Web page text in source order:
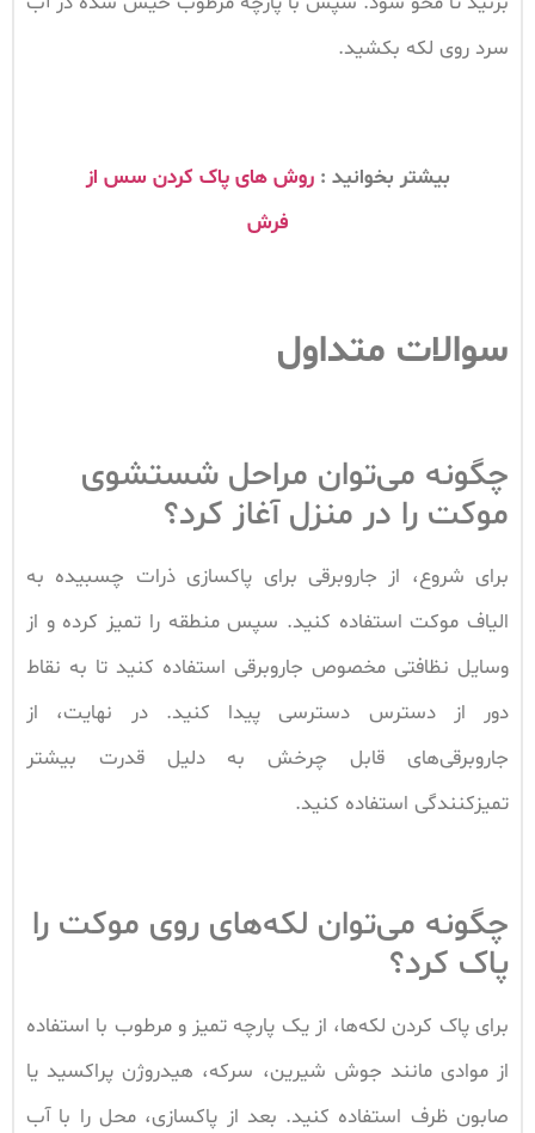
سرد روی لکه بکشید.
بیشتر بخوانید :روش های پاک کردن سس از
فرش
سوالات متداول
چگونه می‌توان مراحل شستشوی
موکت را در منزل آغاز کرد؟
برای شروع، از جاروبرقی برای پاکسازی ذرات چسبیده به
الیاف موکت استفاده کنید. سپس منطقه را تمیز کرده و از
وسایل نظافتی مخصوص جاروبرقی استفاده کنید تا به نقاط
دور از دسترس دسترسی پیدا کنید. در نهایت، از
جاروبرقی‌های قابل چرخش به دلیل قدرت بیشتر
تمیزکنندگی استفاده کنید.
چگونه می‌توان لکه‌های روی موکت را
پاک کرد؟
برای پاک کردن لکه‌ها، از یک پارچه تمیز و مرطوب با استفاده
از موادی مانند جوش شیرین، سرکه، هیدروژن پراکسید یا
صابون ظرف استفاده کنید. بعد از پاکسازی، محل را با آب